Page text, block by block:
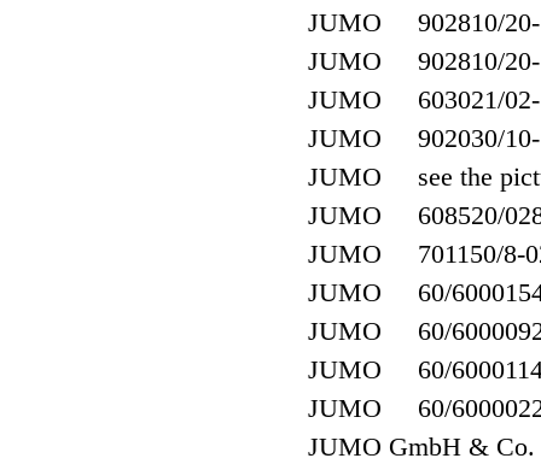
JUMO 902810/20-
JUMO 902810/20-
JUMO 603021/02-
JUMO 902030/10-
JUMO see the
JUMO 608520/
JUMO 701150/8-
JUMO 60/
JUMO 60/
JUMO 60/
JUMO 60/
JUMO GmbH & Co.